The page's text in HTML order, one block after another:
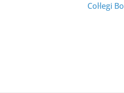
Col·legi Bon Salvador